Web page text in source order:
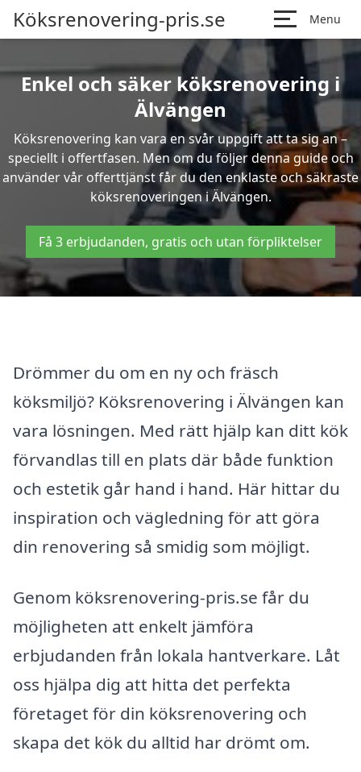
Köksrenovering-pris.se Menu
Enkel och säker köksrenovering i
Älvängen
Köksrenovering kan vara en svår uppgift att ta sig an –
speciellt i offertfasen. Men om du följer denna guide och
använder vår offerttjänst får du den enklaste och säkraste
köksrenoveringen i Älvängen.
Få 3 erbjudanden, gratis och utan förpliktelser
Drömmer du om en ny och fräsch
köksmiljö? Köksrenovering i Älvängen kan
vara lösningen. Med rätt hjälp kan ditt kök
förvandlas till en plats där både funktion
och estetik går hand i hand. Här hittar du
inspiration och vägledning för att göra
din renovering så smidig som möjligt.
Genom köksrenovering-pris.se får du
möjligheten att enkelt jämföra
erbjudanden från lokala hantverkare. Låt
oss hjälpa dig att hitta det perfekta
företaget för din köksrenovering och
skapa det kök du alltid har drömt om.